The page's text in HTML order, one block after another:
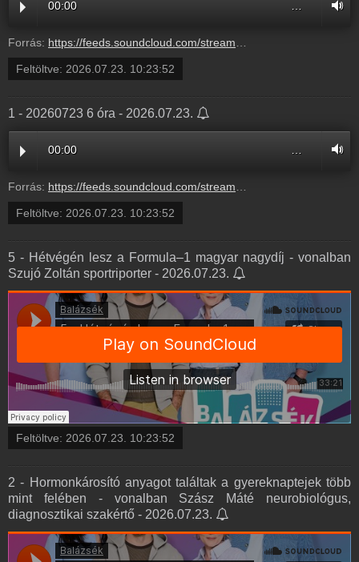
00:00 …
Forrás: https://feeds.soundcloud.com/stream/2366334971-balazsek-d7f6f1e6-3771-4a16-a870-e7dc1bbb1d95.mp3
Feltöltve: 2026.07.23. 10:23:52
1 - 20260723 6 óra - 2026.07.23.
00:00
Forrás: https://feeds.soundcloud.com/stream/2366334968-balazsek-1-20260723-6-ora-1.mp3
Feltöltve: 2026.07.23. 10:23:52
5 - Hétvégén lesz a Formula–1 magyar nagydíj - vonalban
Szujó Zoltán sportriporter - 2026.07.23.
Feltöltve: 2026.07.23. 10:23:52
2 - Hormonkárosító anyagot találtak a gyereknaptejek több
mint felében - vonalban Szász Máté neurobiológus,
diagnosztikai szakértő - 2026.07.23.